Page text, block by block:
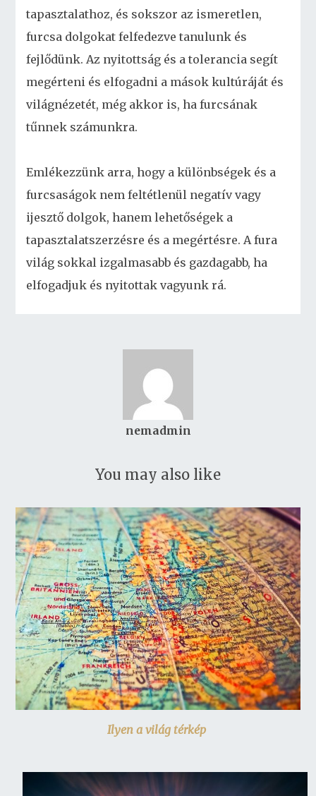
tapasztalathoz, és sokszor az ismeretlen,
furcsa dolgokat felfedezve tanulunk és
fejlődünk. Az nyitottság és a tolerancia segít
megérteni és elfogadni a mások kultúráját és
világnézetét, még akkor is, ha furcsának
tűnnek számunkra.
Emlékezzünk arra, hogy a különbségek és a
furcsaságok nem feltétlenül negatív vagy
ijesztő dolgok, hanem lehetőségek a
tapasztalatszerzésre és a megértésre. A fura
világ sokkal izgalmasabb és gazdagabb, ha
elfogadjuk és nyitottak vagyunk rá.
nemadmin
You may also like
Ilyen a világ térkép